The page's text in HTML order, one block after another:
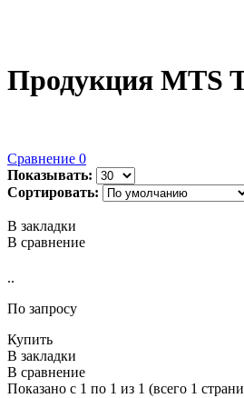
Продукция MTS
Сравнение 0
Показывать:
Сортировать:
В закладки
В сравнение
..
По запросу
Купить
В закладки
В сравнение
Показано с 1 по 1 из 1 (всего 1